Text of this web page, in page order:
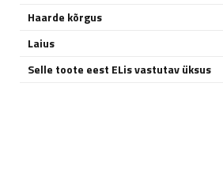
Haarde kõrgus
Laius
Selle toote eest ELis vastutav üksus